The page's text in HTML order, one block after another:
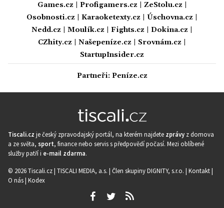
Games.cz
Profigamers.cz ZeStolu.cz
Osobnosti.cz
Karaoketexty.cz Úschovna.cz
Nedd.cz
Moulík.cz Fights.cz Dokina.cz
CZhity.cz
Našepeníze.cz Srovnám.cz
StartupInsider.cz
Partneři: Peníze.cz
Tiscali.cz je český zpravodajský portál, na kterém najdete zprávy z domova
a ze světa, sport, finance nebo servis s předpovědí počasí. Mezi oblíbené
služby patří i e-mail zdarma.
© 2026 Tiscali.cz | TISCALI MEDIA, a.s. | Člen skupiny DIGNITY, s.r.o. | Kontakt|
O nás| Kodex